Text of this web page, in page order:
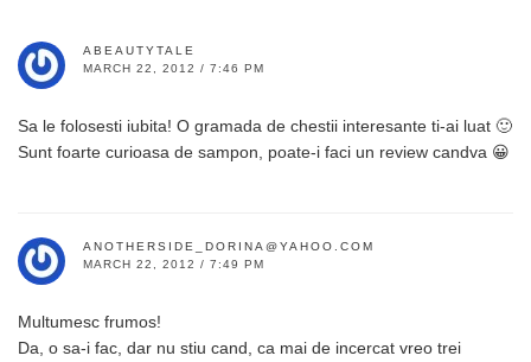
ABEAUTYTALE
MARCH 22, 2012 / 7:46 PM
Sa le folosesti iubita! O gramada de chestii interesante ti-ai luat 🙂
Sunt foarte curioasa de sampon, poate-i faci un review candva 😀
ANOTHERSIDE_DORINA@YAHOO.COM
MARCH 22, 2012 / 7:49 PM
Multumesc frumos!
Da, o sa-i fac, dar nu stiu cand, ca mai de incercat vreo trei